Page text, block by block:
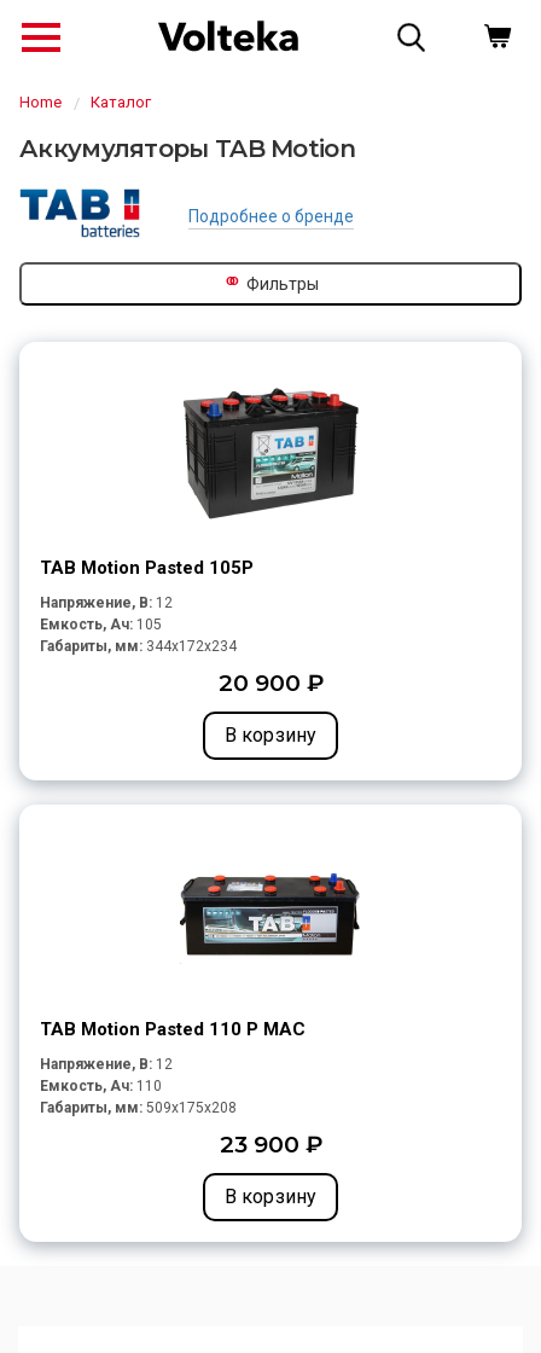
Home Каталог
Аккумуляторы TAB Motion
Подробнее о бренде
⚭ Фильтры
TAB Motion Pasted 105P
Напряжение, В: 12
Емкость, Ач: 105
Габариты, мм: 344x172x234
20 900 ₽
В корзину
TAB Motion Pasted 110 P MAC
Напряжение, В: 12
Емкость, Ач: 110
Габариты, мм: 509x175x208
23 900 ₽
В корзину